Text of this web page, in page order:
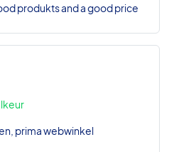
produkts and a good price
prima webwinkel